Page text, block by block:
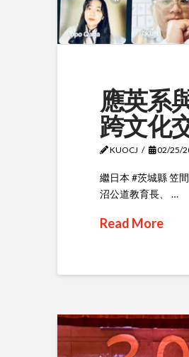
應英系
跨文化
KUOCJ 02/25/
繼日本 #茨城縣 笠
沼公道教育長、 …
Read More